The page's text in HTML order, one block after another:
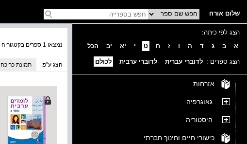
שלום אורח
הצג לפי כיתה:
א
ב ג ד ה ו ז ח ט י יא יב הכל
הצג ספרים : לדוברי עברית לדוברי ערבית לכולם
אזרחות
גאוגרפיה
היסטוריה
כישורי חיים וחינוך חברתי
נמצאו 1 ספרים בקטגוריה
הצג ע''פ: תמונת כריכה